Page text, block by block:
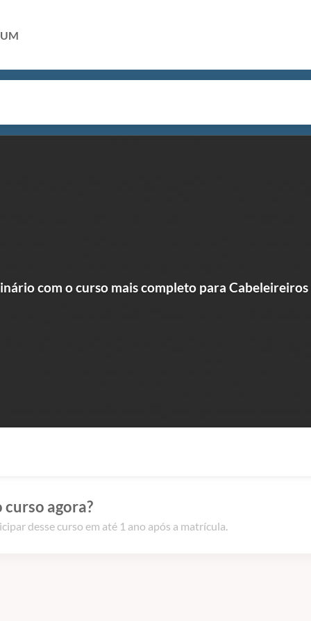
com o curso mais completo para Cabeleireiros
curso agora?
desse curso em até 1 ano após a matrícula.